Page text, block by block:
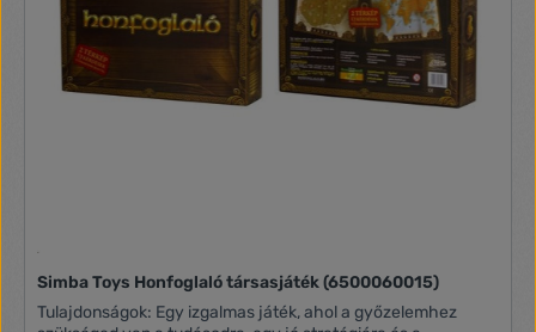
Simba Toys Honfoglaló társasjáték (6500060015)
Tulajdonságok: Egy izgalmas játék, ahol a győzelemhez